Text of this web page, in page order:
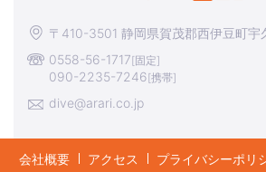
〒410-3501 静岡県賀茂郡西伊豆町宇
0558-56-1717[固定]
090-2235-7246[携帯]
dive@arari.co.jp
会社概要 アクセス プライバシーポリ